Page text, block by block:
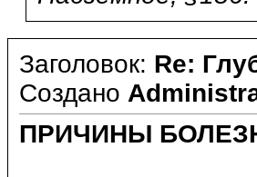
Заголовок: Re:
Создано
ПРИЧИНЫ